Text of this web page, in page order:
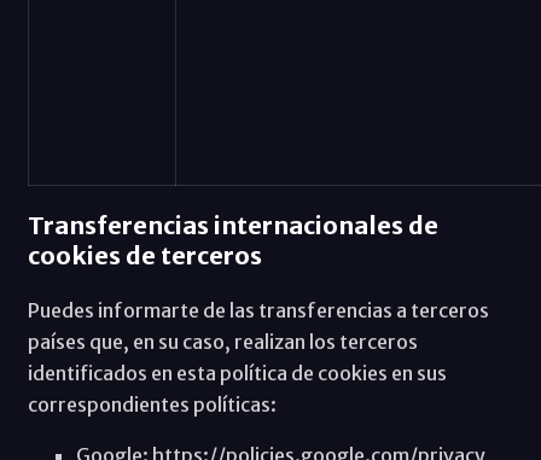
Transferencias internacionales de
cookies de terceros
Puedes informarte de las transferencias a terceros
países que, en su caso, realizan los terceros
identificados en esta política de cookies en sus
correspondientes políticas:
Google: https://policies.google.com/privacy